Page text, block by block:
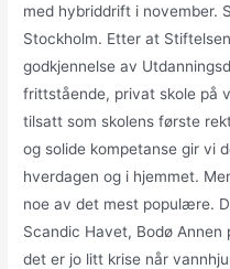
med hybriddrift i november.
Stockholm. Etter at
godkjennelse av
frittstående, privat skole på
tilsatt som skolens første
og solide kompetanse gir vi
hverdagen og i hjemmet.
noe av det mest populære.
Scandic Havet, Bodø Annen
det er jo litt krise når